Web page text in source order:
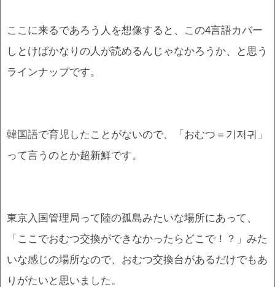
ここに来るであろう人を想像すると、この4言語カバー
しとけばかなりの人が読めるんじゃなかろうか、と思う
ラインナップです。
韓国語で育児したことがないので、「おむつ＝기저귀」
って言うのとか超新鮮です。
東京入国管理局って陸の孤島みたいな場所にあって、
「ここでおむつ交換ができなかったらどこで！？」みた
いな感じの場所なので、おむつ交換台があるだけでもあ
りがたいと思いました。